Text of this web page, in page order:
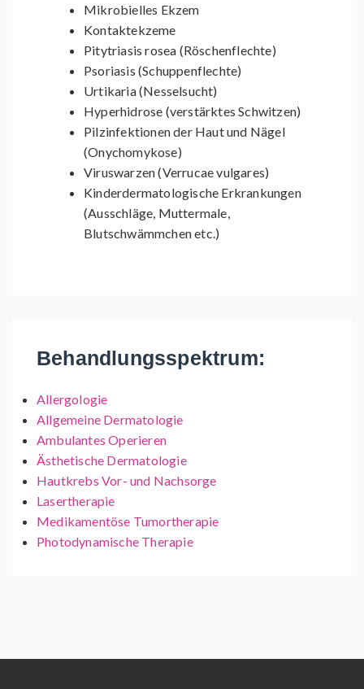
Mikrobielles Ekzem
Kontaktekzeme
Pitytriasis rosea (Röschenflechte)
Psoriasis (Schuppenflechte)
Urtikaria (Nesselsucht)
Hyperhidrose (verstärktes Schwitzen)
Pilzinfektionen der Haut und Nägel
(Onychomykose)
Viruswarzen (Verrucae vulgares)
Kinderdermatologische Erkrankungen
(Ausschläge, Muttermale,
Blutschwämmchen etc.)
Behandlungsspektrum:
Allergologie
Allgemeine Dermatologie
Ambulantes Operieren
Ästhetische Dermatologie
Hautkrebs Vor- und Nachsorge
Lasertherapie
Medikamentöse Tumortherapie
Photodynamische Therapie